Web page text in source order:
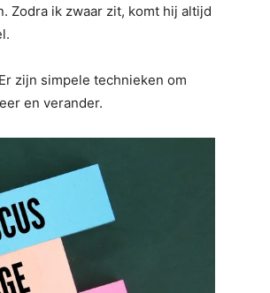
Zodra ik zwaar zit, komt hij altijd
zijn simpele technieken om
en verander.